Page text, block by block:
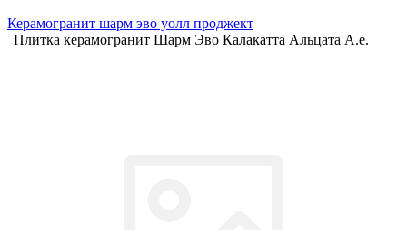
Керамогранит шарм эво уолл проджект
Плитка керамогранит Шарм Эво Калакатта Альцата А.е.